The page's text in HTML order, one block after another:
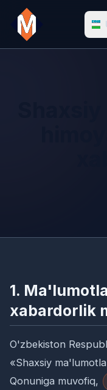
1.
xabardorlik
O'zbekiston
«Shaxsiy
Qonuniga muvofiq,